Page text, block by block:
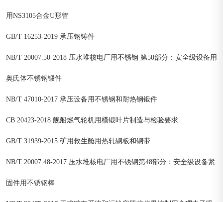
用NS3105合金U形管
GB/T 16253-2019 承压钢铸件
NB/T 20007.50-2018 压水堆核电厂用不锈钢 第50部分：安全级设备用
奥氏体不锈钢锻件
NB/T 47010-2017 承压设备用不锈钢和耐热钢锻件
CB 20423-2018 舰船燃气轮机用模锻叶片制造与检验要求
GB/T 31939-2015 矿用救生舱用热轧钢板和钢带
NB/T 20007.48-2017 压水堆核电厂用不锈钢第48部分：安全级设备紧
固件用不锈钢棒